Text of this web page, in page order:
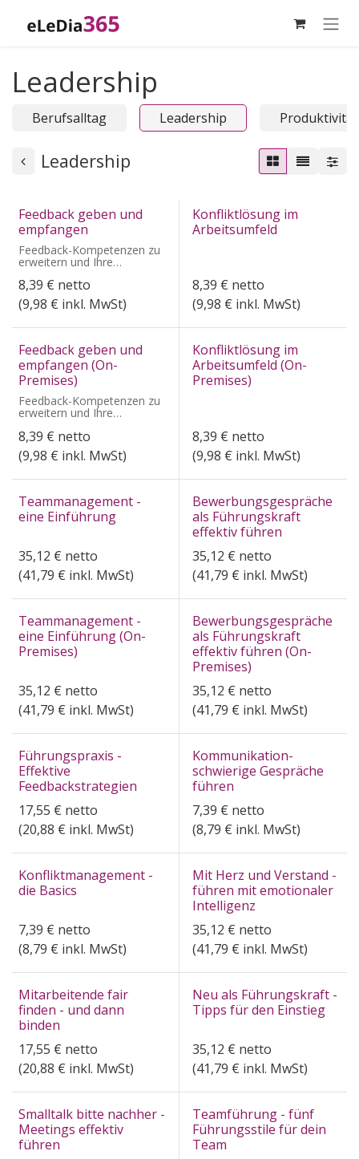
Leadership
Berufsalltag Leadership Produktivität
Leadership
Feedback geben und
empfangen
Feedback-Kompetenzen zu
erweitern und Ihre
steigern
8,39 € netto
(9,98 € inkl. MwSt)
Konfliktlösung im
Arbeitsumfeld
8,39 € netto
(9,98 € inkl. MwSt)
Feedback geben und
empfangen (On-
Premises)
Feedback-Kompetenzen zu
erweitern und Ihre
steigern
8,39 € netto
(9,98 € inkl. MwSt)
Konfliktlösung im
Arbeitsumfeld (On-
Premises)
8,39 € netto
(9,98 € inkl. MwSt)
Teammanagement -
eine Einführung
35,12 € netto
(41,79 € inkl. MwSt)
Bewerbungsgespräche
als Führungskraft
effektiv führen
35,12 € netto
(41,79 € inkl. MwSt)
Teammanagement -
eine Einführung (On-
Premises)
35,12 € netto
(41,79 € inkl. MwSt)
Bewerbungsgespräche
als Führungskraft
effektiv führen (On-
Premises)
35,12 € netto
(41,79 € inkl. MwSt)
Führungspraxis -
Effektive
Feedbackstrategien
17,55 € netto
(20,88 € inkl. MwSt)
Kommunikation-
schwierige Gespräche
führen
7,39 € netto
(8,79 € inkl. MwSt)
Konfliktmanagement -
die Basics
7,39 € netto
(8,79 € inkl. MwSt)
Mit Herz und Verstand -
führen mit emotionaler
Intelligenz
35,12 € netto
(41,79 € inkl. MwSt)
Mitarbeitende fair
finden - und dann
binden
17,55 € netto
(20,88 € inkl. MwSt)
Neu als Führungskraft -
Tipps für den Einstieg
35,12 € netto
(41,79 € inkl. MwSt)
Smalltalk bitte nachher -
Meetings effektiv
führen
Teamführung - fünf
Führungsstile für dein
Team